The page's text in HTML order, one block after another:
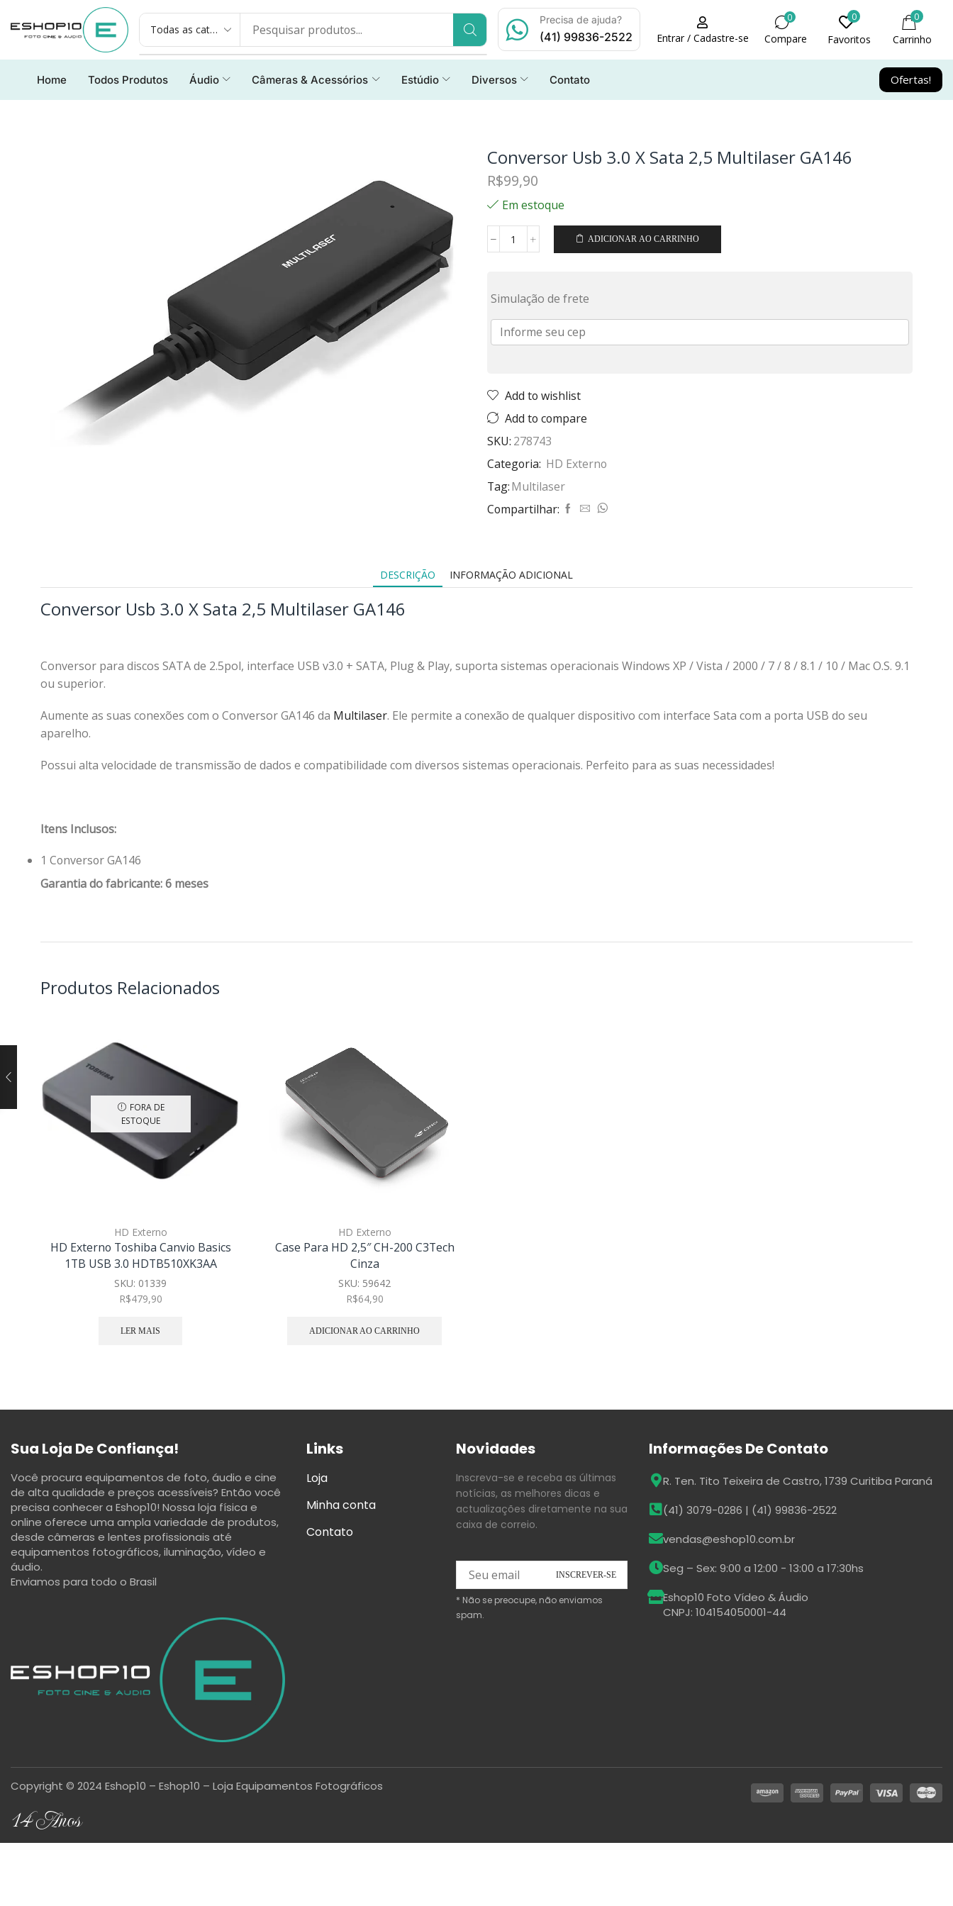
Precisa de ajuda?
(41) 99836-2522 Entrar / Cadastre-se
0
Compare
0
Favoritos
0
Carrinho
Home Todos Produtos Áudio Câmeras & Acessórios Estúdio Diversos Contato Ofertas!
Conversor Usb 3.0 X Sata 2,5 Multilaser GA146
R$99,90
Em estoque
ADICIONAR AO CARRINHO
Simulação de frete
Add to wishlist
Add to compare
SKU: 278743
Categoria: HD Externo
Tag:Multilaser
Compartilhar:
DESCRIÇÃO INFORMAÇÃO ADICIONAL
Conversor Usb 3.0 X Sata 2,5 Multilaser GA146
Conversor para discos SATA de 2.5pol, interface USB v3.0 + SATA, Plug & Play, suporta sistemas operacionais Windows XP / Vista / 2000 / 7 / 8 / 8.1 / 10 / Mac O.S. 9.1
ou superior.
Aumente as suas conexões com o Conversor GA146 da Multilaser. Ele permite a conexão de qualquer dispositivo com interface Sata com a porta USB do seu
aparelho.
Possui alta velocidade de transmissão de dados e compatibilidade com diversos sistemas operacionais. Perfeito para as suas necessidades!
Itens Inclusos:
1 Conversor GA146
Garantia do fabricante: 6 meses
Produtos Relacionados
FORA DE
ESTOQUE
HD Externo
HD Externo Toshiba Canvio Basics
1TB USB 3.0 HDTB510XK3AA
SKU: 01339
R$479,90
LER MAIS
HD Externo
Case Para HD 2,5″ CH-200 C3Tech
Cinza
SKU: 59642
R$64,90
ADICIONAR AO CARRINHO
Sua Loja De Confiança!
Você procura equipamentos de foto, áudio e cine
de alta qualidade e preços acessíveis? Então você
precisa conhecer a Eshop10! Nossa loja física e
online oferece uma ampla variedade de produtos,
desde câmeras e lentes profissionais até
equipamentos fotográficos, iluminação, vídeo e
áudio.
Enviamos para todo o Brasil
Links
Loja
Minha conta
Contato
Novidades
Inscreva-se e receba as últimas
notícias, as melhores dicas e
actualizações diretamente na sua
caixa de correio.
* Não se preocupe, não enviamos
spam.
Informações De Contato
R. Ten. Tito Teixeira de Castro, 1739 Curitiba Paraná
(41) 3079-0286 | (41) 99836-2522
vendas@eshop10.com.br
Seg – Sex: 9:00 a 12:00 - 13:00 a 17:30hs
Eshop10 Foto Vídeo & Áudio
CNPJ: 104154050001-44
Copyright © 2024 Eshop10 – Eshop10 – Loja Equipamentos Fotográficos
14 Anos